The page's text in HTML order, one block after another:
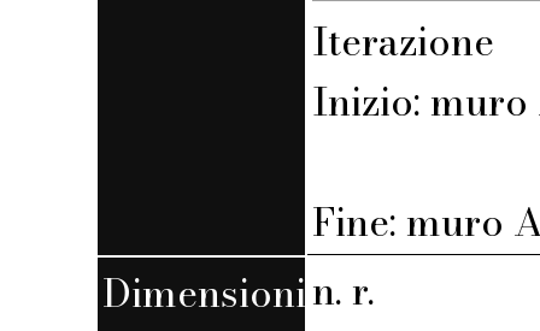
Iterazione
Inizio: muro
Fine: muro
Dimensionin. r.